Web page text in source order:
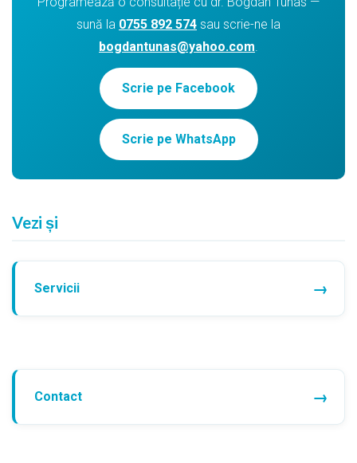
sună la 0755 892 574 sau scrie-ne la
bogdantunas@yahoo.com.
Scrie pe Facebook
Scrie pe WhatsApp
Vezi și
Servicii
Contact